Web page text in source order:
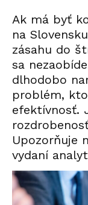
Ak má byť
na
zásahu do
sa
dlhodobo
problém,
efektívnosť.
Upozorňuje
vydaní